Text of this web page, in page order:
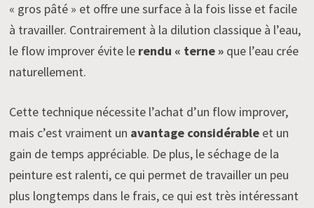
« gros pâté » et offre une surface à la fois lisse et facile
à travailler. Contrairement à la dilution classique à l’eau,
le flow improver évite le rendu « terne » que l’eau crée
naturellement.
Cette technique nécessite l’achat d’un flow improver,
mais c’est vraiment un avantage considérable et un
gain de temps appréciable. De plus, le séchage de la
peinture est ralenti, ce qui permet de travailler un peu
plus longtemps dans le frais, ce qui est très intéressant